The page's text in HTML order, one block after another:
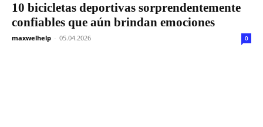
10 bicicletas deportivas sorprendentemente
confiables que aún brindan emociones
maxwelhelp - 05.04.2026 0